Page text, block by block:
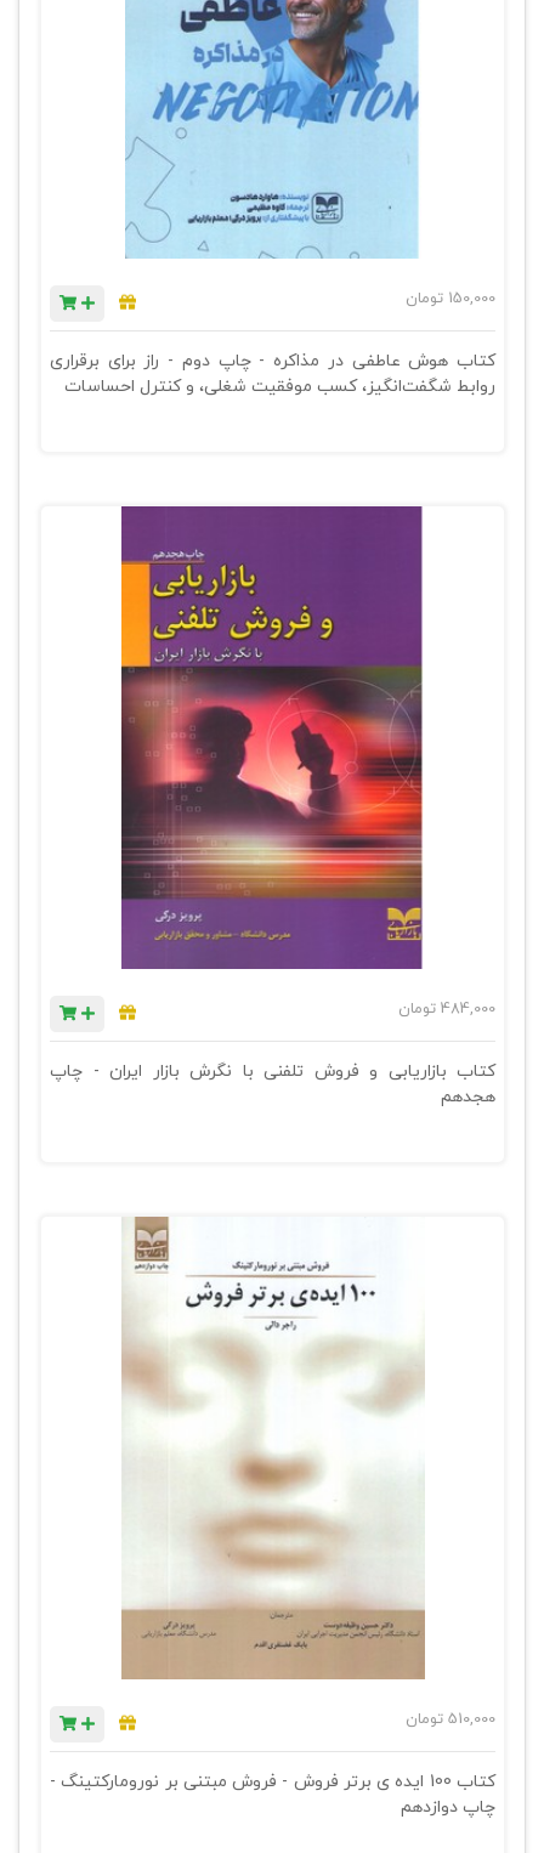
150,000 تومان
کتاب هوش عاطفی در مذاکره - چاپ دوم - راز برای برقراری
روابط شگفت‌انگیز، کسب موفقیت شغلی، و کنترل احساسات
484,000 تومان
کتاب بازاریابی و فروش تلفنی با نگرش بازار ایران - چاپ
هجدهم
510,000 تومان
کتاب 100 ایده ی برتر فروش - فروش مبتنی بر نورومارکتینگ -
چاپ دوازدهم